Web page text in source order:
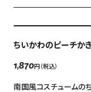
ちいかわのピーチか
1,870円（税込）
南国風コスチュームの